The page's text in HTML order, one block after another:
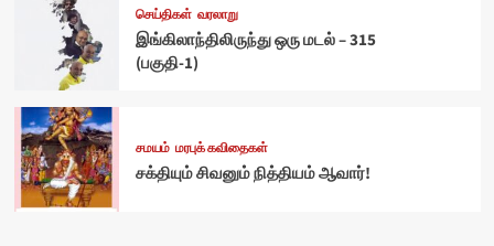
செய்திகள் வரலாறு
இங்கிலாந்திலிருந்து ஒரு மடல் – 315
(பகுதி-1)
சமயம் மரபுக் கவிதைகள்
சக்தியும் சிவனும் நித்தியம் ஆவார்!